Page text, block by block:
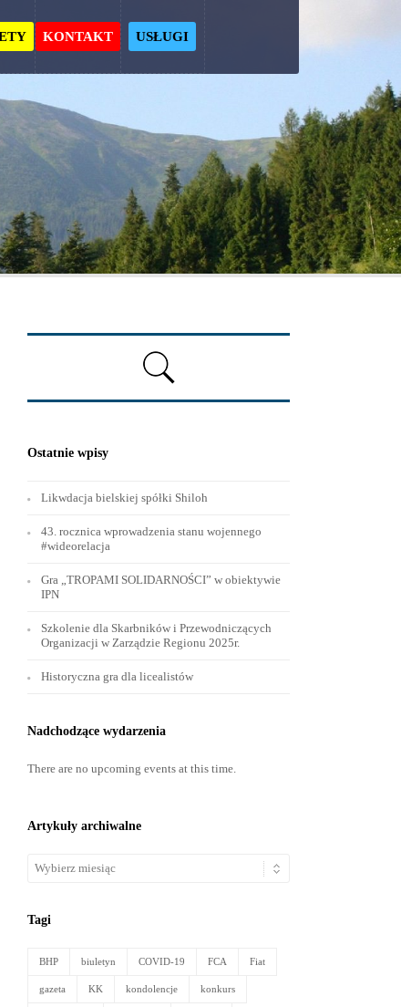
KONTAKT USŁUGI
Ostatnie wpisy
Likwdacja bielskiej spółki Shiloh
43. rocznica wprowadzenia stanu wojennego
#wideorelacja
Gra „TROPAMI SOLIDARNOŚCI” w obiektywie
IPN
Szkolenie dla Skarbników i Przewodniczących
Organizacji w Zarządzie Regionu 2025r.
Historyczna gra dla licealistów
Nadchodzące wydarzenia
There are no upcoming events at this time.
Artykuły archiwalne
Artykuły
Tagi
BHP biuletyn COVID-19 FCA Fiat
gazeta KK kondolencje konkurs